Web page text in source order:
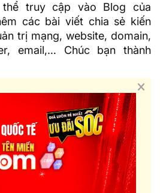
truy cập vào Blog của
các bài viết chia sẻ kiến
trị mạng, website, domain,
email,… Chúc bạn thành